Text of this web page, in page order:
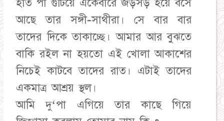
হাত পা গুটিয়ে একেবারে জড়সড় হয়ে বসে
আছে তার সঙ্গী-সাথীরা। সে বার বার
তাদের দিকে তাকাচ্ছে। আমার আর বুঝতে
বাকি রইল না হয়তো এই খোলা আকাশের
নিচেই কাটবে তাদের রাত। এটাই তাদের
একমাত্র আশ্রয় স্থল।
আমি দু‘পা এগিয়ে তার কাছে গিয়ে